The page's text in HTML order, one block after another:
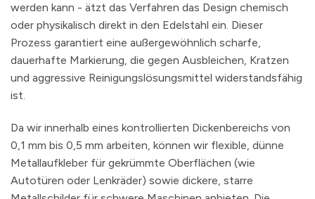
werden kann - ätzt das Verfahren das Design chemisch
oder physikalisch direkt in den Edelstahl ein. Dieser
Prozess garantiert eine außergewöhnlich scharfe,
dauerhafte Markierung, die gegen Ausbleichen, Kratzen
und aggressive Reinigungslösungsmittel widerstandsfähig
ist.
Da wir innerhalb eines kontrollierten Dickenbereichs von
0,1 mm bis 0,5 mm arbeiten, können wir flexible, dünne
Metallaufkleber für gekrümmte Oberflächen (wie
Autotüren oder Lenkräder) sowie dickere, starre